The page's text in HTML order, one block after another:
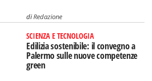
diRedazione
SCIENZA E TECNOLOGIA
Edilizia sostenibile: il convegno a
Palermo sulle nuove competenze
green